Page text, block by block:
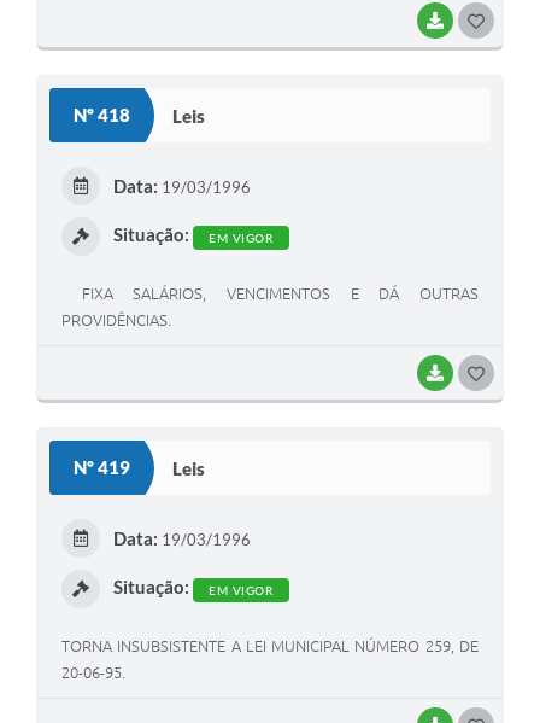
Links
Serviços Online
Telefones Úteis
Transparência
BAIXAR
Nº 418 Leis
BAIXAR
Data: 19/03/1996
Situação: EM VIGOR
FIXA SALÁRIOS, VENCIMENTOS E DÁ OUTRAS
PROVIDÊNCIAS.
Nº 419 Leis
Data: 19/03/1996
Situação: EM VIGOR
TORNA INSUBSISTENTE A LEI MUNICIPAL NÚMERO 259, DE
20-06-95.